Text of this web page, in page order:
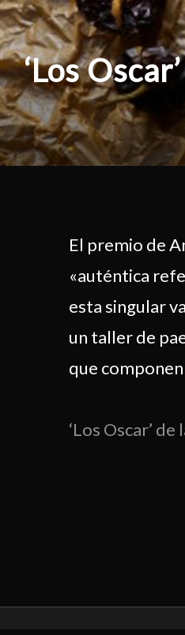
‘Los
El premio de
«auténtica
esta singular
un taller de
que
‘Los Oscar’